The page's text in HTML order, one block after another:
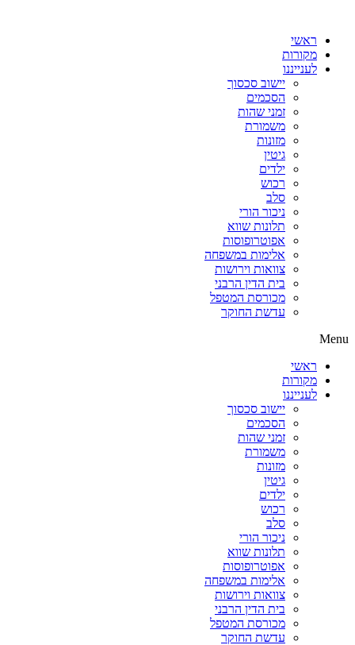
ראשי
מקורות
לענייננו
יישוב סכסוך
הסכמים
זמני שהות
משמורת
מזונות
גיטין
ילדים
רכוש
סלב
ניכור הורי
תלונות שווא
אפוטרופוסות
אלימות במשפחה
צוואות וירושות
בית הדין הרבני
מכורסת המטפל
עדשת החוקר
Menu
ראשי
מקורות
לענייננו
יישוב סכסוך
הסכמים
זמני שהות
משמורת
מזונות
גיטין
ילדים
רכוש
סלב
ניכור הורי
תלונות שווא
אפוטרופוסות
אלימות במשפחה
צוואות וירושות
בית הדין הרבני
מכורסת המטפל
עדשת החוקר